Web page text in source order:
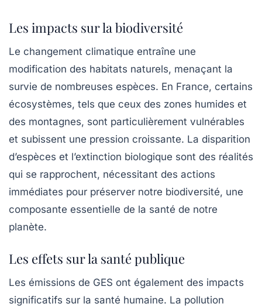
Les impacts sur la biodiversité
Le changement climatique entraîne une
modification des habitats naturels, menaçant la
survie de nombreuses espèces. En France, certains
écosystèmes, tels que ceux des zones humides et
des montagnes, sont particulièrement vulnérables
et subissent une pression croissante. La disparition
d’espèces et l’extinction biologique sont des réalités
qui se rapprochent, nécessitant des actions
immédiates pour préserver notre biodiversité, une
composante essentielle de la santé de notre
planète.
Les effets sur la santé publique
Les émissions de GES ont également des impacts
significatifs sur la santé humaine. La pollution